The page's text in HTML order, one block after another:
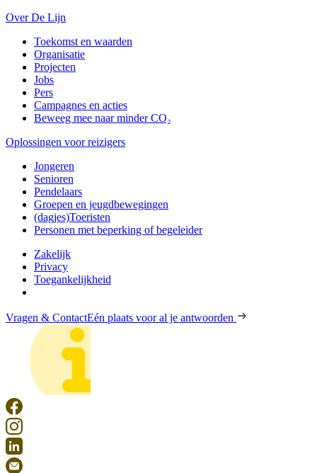
Over De Lijn
Toekomst en waarden
Organisatie
Projecten
Jobs
Pers
Campagnes en acties
Beweeg mee naar minder CO₂
Oplossingen voor reizigers
Jongeren
Senioren
Pendelaars
Groepen en jeugdbewegingen
(dagjes)Toeristen
Personen met beperking of begeleider
Zakelijk
Privacy
Toegankelijkheid
Vragen & ContactEén plaats voor al je antwoorden